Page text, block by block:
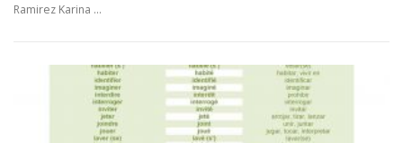
Ramirez Karina …